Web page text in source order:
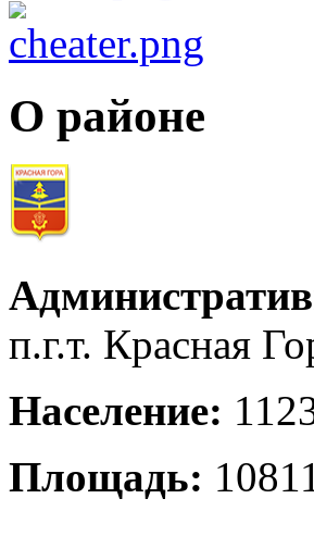
О районе
п.г.т. Красная
Население:
Площадь: